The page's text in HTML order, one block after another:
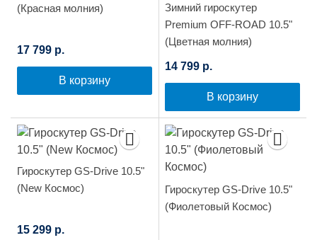
(Красная молния)
17 799 р.
В корзину
Зимний гироскутер
Premium OFF-ROAD 10.5"
(Цветная молния)
14 799 р.
В корзину
Гироскутер GS-Drive 10.5"
(New Космос)
15 299 р.
Гироскутер GS-Drive 10.5"
(Фиолетовый Космос)